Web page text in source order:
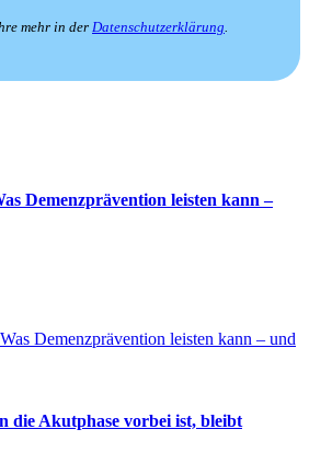
mehr in derDatenschutzerklärung.
Demenzprävention leisten kann –
die Akutphase vorbei ist, bleibt